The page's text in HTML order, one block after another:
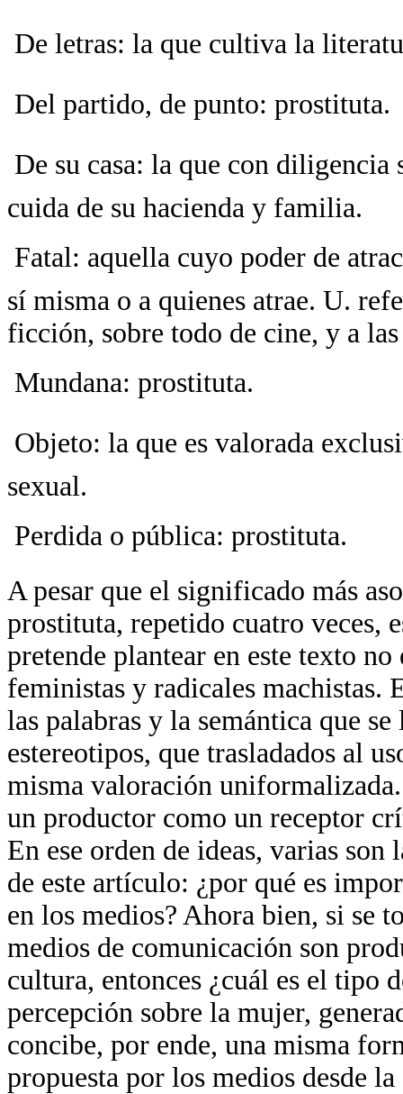
 De letras: la que cultiva la
 Del partido, de punto: prostituta.
 De su casa: la que con
cuida de su hacienda y familia.
 Fatal: aquella cuyo poder de
sí misma o a quienes atrae. U.
ficción, sobre todo de cine, y a
 Mundana: prostituta.
 Objeto: la que es valorada
sexual.
 Perdida o pública: prostituta.
A pesar que el significado más
prostituta, repetido cuatro veces,
pretende plantear en este texto
feministas y radicales machistas.
las palabras y la semántica que
estereotipos, que trasladados al
misma valoración
un productor como un receptor
En ese orden de ideas, varias
de este artículo: ¿por qué es
en los medios? Ahora bien, si se
medios de comunicación son
cultura, entonces ¿cuál es el tipo
percepción sobre la mujer,
concibe, por ende, una misma
propuesta por los medios desde